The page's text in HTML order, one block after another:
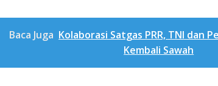
Baca Juga Kolaborasi Satgas PRR, TNI dan
Kembali Sawah